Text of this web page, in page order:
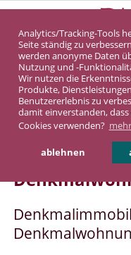
Analytics/Tracking-Tools
Seite ständig zu
werden anonyme Daten
Nutzung und -
Wir nutzen die
Produkte,
Benutzererlebnis zu
damit einverstanden,
Cookies verwenden? mehr
ablehnen
DASINVEST